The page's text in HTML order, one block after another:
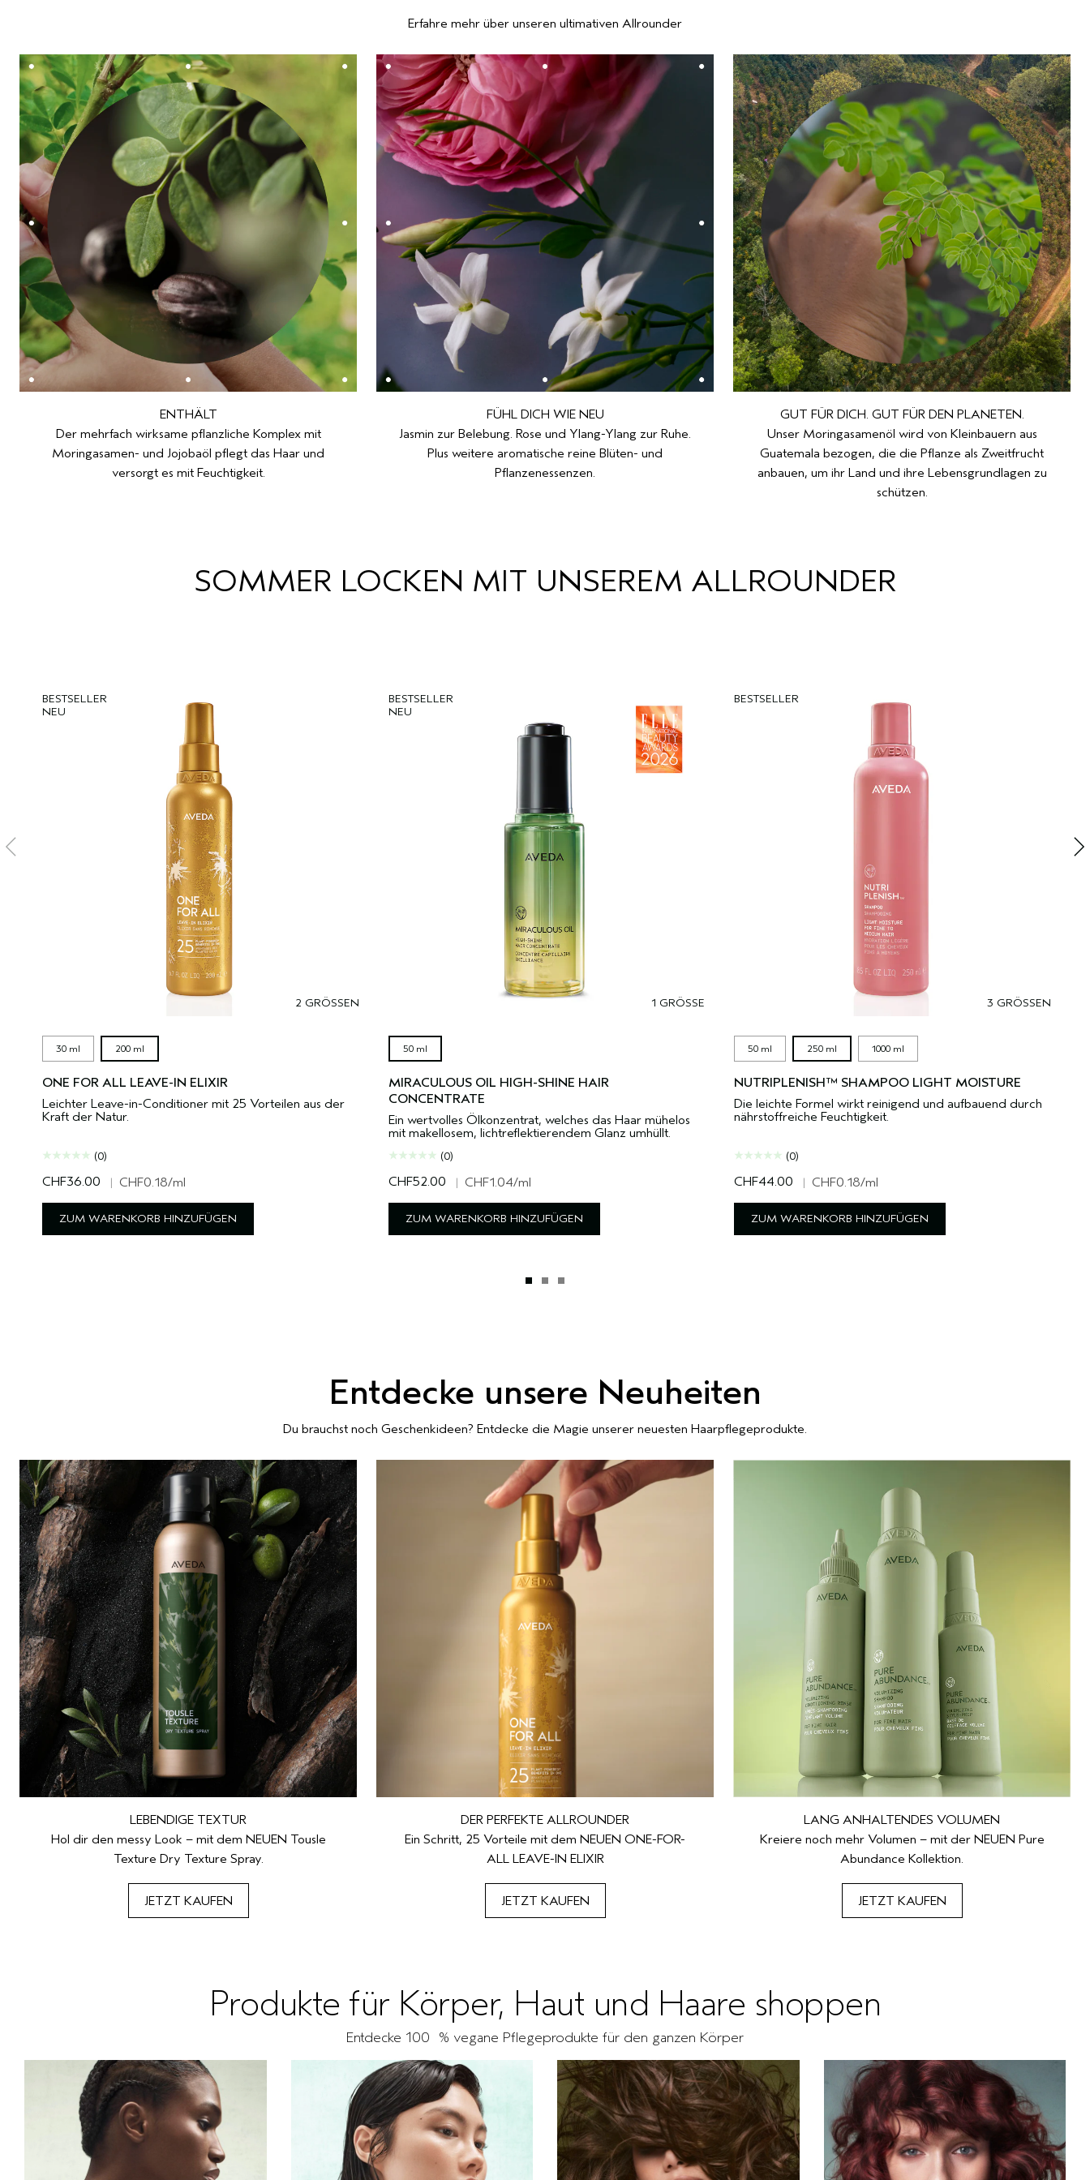
Erfahre mehr über unseren ultimativen Allrounder
ENTHÄLT
Der mehrfach wirksame pflanzliche Komplex mit
Moringasamen- und Jojobaöl pflegt das Haar und
versorgt es mit Feuchtigkeit.
FÜHL DICH WIE NEU
Jasmin zur Belebung. Rose und Ylang-Ylang zur Ruhe.
Plus weitere aromatische reine Blüten- und
Pflanzenessenzen.
GUT FÜR DICH. GUT FÜR DEN PLANETEN.
Unser Moringasamenöl wird von Kleinbauern aus
Guatemala bezogen, die die Pflanze als Zweitfrucht
anbauen, um ihr Land und ihre Lebensgrundlagen zu
schützen.
SOMMER LOCKEN MIT UNSEREM ALLROUNDER
BESTSELLER
NEU
2 GRÖSSEN
30 ml 200 ml
ONE FOR ALL LEAVE-IN ELIXIR
Leichter Leave-in-Conditioner mit 25 Vorteilen aus der
Kraft der Natur.
(0)
CHF36.00 | CHF0.18/ml
ZUM WARENKORB HINZUFÜGEN
BESTSELLER
NEU
1 GRÖSSE
50 ml
MIRACULOUS OIL HIGH-SHINE HAIR
CONCENTRATE
Ein wertvolles Ölkonzentrat, welches das Haar mühelos
mit makellosem, lichtreflektierendem Glanz umhüllt.
(0)
CHF52.00 | CHF1.04/ml
ZUM WARENKORB HINZUFÜGEN
BESTSELLER
3 GRÖSSEN
50 ml 250 ml 1000 ml
NUTRIPLENISH™ SHAMPOO LIGHT MOISTURE
Die leichte Formel wirkt reinigend und aufbauend durch
nährstoffreiche Feuchtigkeit.
(0)
CHF44.00 | CHF0.18/ml
ZUM WARENKORB HINZUFÜGEN
Entdecke unsere Neuheiten
Du brauchst noch Geschenkideen? Entdecke die Magie unserer neuesten Haarpflegeprodukte.
LEBENDIGE TEXTUR
Hol dir den messy Look – mit dem NEUEN Tousle
Texture Dry Texture Spray.
JETZT KAUFEN
DER PERFEKTE ALLROUNDER
Ein Schritt, 25 Vorteile mit dem NEUEN ONE-FOR-
ALL LEAVE-IN ELIXIR
JETZT KAUFEN
LANG ANHALTENDES VOLUMEN
Kreiere noch mehr Volumen – mit der NEUEN Pure
Abundance Kollektion.
JETZT KAUFEN
Produkte für Körper, Haut und Haare shoppen
Entdecke 100 % vegane Pflegeprodukte für den ganzen Körper